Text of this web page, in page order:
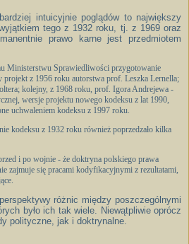
intuicyjnie poglądów to największy
tego z 1932 roku, tj. z 1969 oraz
prawo karne jest przedmiotem
Ministerstwu Sprawiedliwości przygotowanie
z 1956 roku autorstwa prof. Leszka Lernella;
kolejny, z 1968 roku, prof. Igora Andrejewa -
wersje projektu nowego kodeksu z lat 1990,
uchwaleniem kodeksu z 1997 roku.
kodeksu z 1932 roku również poprzedzało kilka
i po wojnie - że doktryna polskiego prawa
zajmuje się pracami kodyfikacyjnymi z rezultatami,
różnic między poszczególnymi
było ich tak wiele. Niewątpliwie oprócz
polityczne, jak i doktrynalne.